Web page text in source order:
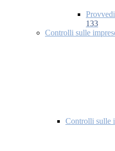
133
Controlli sulle
Controlli sulle